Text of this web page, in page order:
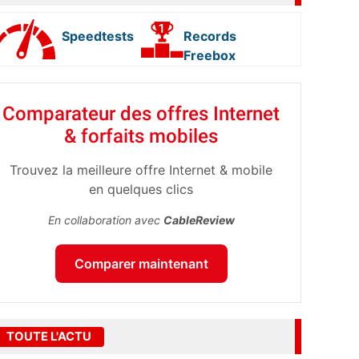
Speedtests
Records
Freebox
Comparateur des offres Internet
& forfaits mobiles
Trouvez la meilleure offre Internet & mobile
en quelques clics
En collaboration avec CableReview
Comparer maintenant
TOUTE L'ACTU